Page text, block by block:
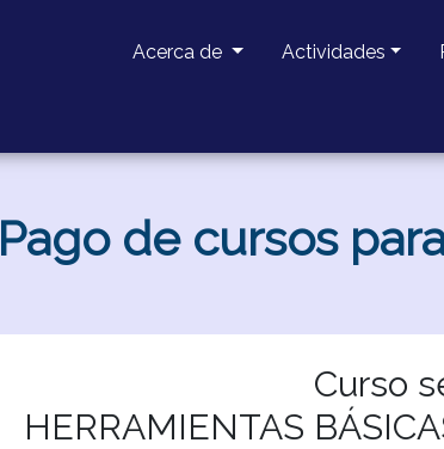
Acerca de Actividades
Pago de cursos
Curso
HERRAMIENTAS